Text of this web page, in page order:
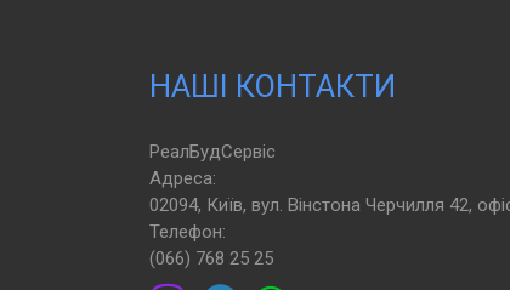
НАШІ КОНТАКТИ
РеалБудСервіс
Адреса:
02094, Київ, вул. Вінстона Черчилля 42,
Телефон:
(066) 768 25 25